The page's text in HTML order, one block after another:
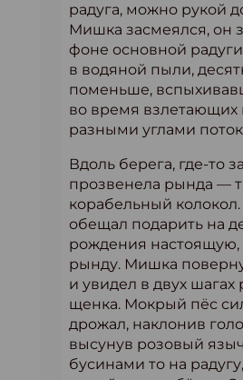
радуга, можно рукой
Мишка засмеялся, он
фоне основной
в водяной пыли,
поменьше,
во время взлетающих
разными углами
Вдоль берега, где-то
прозвенела рында —
корабельный
обещал подарить на
рождения
рынду. Мишка
и увидел в двух
щенка. Мокрый пёс
дрожал, наклонив
высунув розовый
бусинами то на